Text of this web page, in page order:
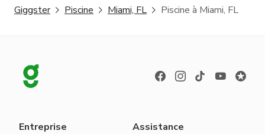
Giggster Piscine Miami, FL Piscine à Miami, FL
Entreprise Assistance